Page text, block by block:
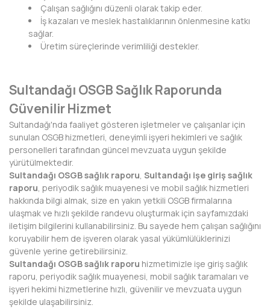
MUĞLA
MUŞ
NİĞDE
ORDU
OSMANİYE
RİZE
SAKARYA
SAMSUN
SİİRT
SİNOP
SİVAS
Çalışan sağlığını düzenli olarak takip eder.
İş kazaları ve meslek hastalıklarının önlenmesine katkı
sağlar.
Üretim süreçlerinde verimliliği destekler.
Sultandağı OSGB Sağlık Raporunda
Güvenilir Hizmet
Sultandağı'nda faaliyet gösteren işletmeler ve çalışanlar için
sunulan OSGB hizmetleri, deneyimli işyeri hekimleri ve sağlık
personelleri tarafından güncel mevzuata uygun şekilde
yürütülmektedir.
Sultandağı OSGB sağlık raporu Sultandağı işe giriş sağlık
raporu , periyodik sağlık muayenesi ve mobil sağlık hizmetleri
hakkında bilgi almak, size en yakın yetkili OSGB firmalarına
ulaşmak ve hızlı şekilde randevu oluşturmak için sayfamızdaki
iletişim bilgilerini kullanabilirsiniz. Bu sayede hem çalışan sağlığını
koruyabilir hem de işveren olarak yasal yükümlülüklerinizi
güvenle yerine getirebilirsiniz.
Sultandağı OSGB sağlık raporu hizmetimizle işe giriş sağlık
raporu, periyodik sağlık muayenesi, mobil sağlık taramaları ve
işyeri hekimi hizmetlerine hızlı, güvenilir ve mevzuata uygun
şekilde ulaşabilirsiniz.